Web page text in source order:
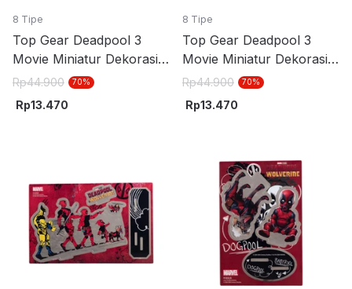
8 Tipe
Top Gear Deadpool 3
Movie Miniatur Dekorasi
Stand Akrilik S7 -
Hitam/Merah
Rp44.900 70%
Rp13.470
8 Tipe
Top Gear Deadpool 3
Movie Miniatur Dekorasi
Stand Akrilik S10 -
Hitam/Merah
Rp44.900 70%
Rp13.470